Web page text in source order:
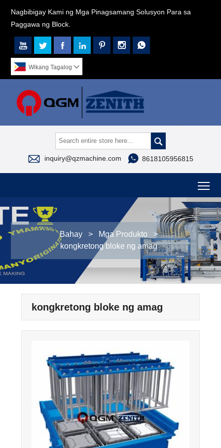
Nagbibigay Kami ng Mga Pinagsamang Solusyon Para sa
Paggawa ng Block.
      
Wikang Tagalog 

 inquiry@qzmachine.com  8618105956815
Bahay > Mga Produkto
>
kongkretong bloke ng amag
kongkretong bloke ng amag